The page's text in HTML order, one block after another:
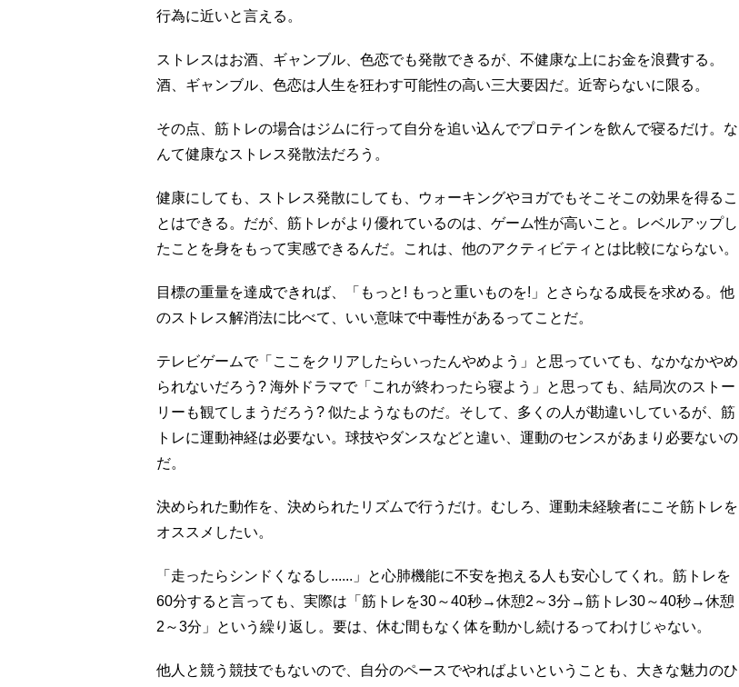
行為に近いと言える。
ストレスはお酒、ギャンブル、色恋でも発散できるが、不健康な上にお金を浪費する。
酒、ギャンブル、色恋は人生を狂わす可能性の高い三大要因だ。近寄らないに限る。
その点、筋トレの場合はジムに行って自分を追い込んでプロテインを飲んで寝るだけ。な
んて健康なストレス発散法だろう。
健康にしても、ストレス発散にしても、ウォーキングやヨガでもそこそこの効果を得るこ
とはできる。だが、筋トレがより優れているのは、ゲーム性が高いこと。レベルアップし
たことを身をもって実感できるんだ。これは、他のアクティビティとは比較にならない。
目標の重量を達成できれば、「もっと! もっと重いものを!」とさらなる成長を求める。他
のストレス解消法に比べて、いい意味で中毒性があるってことだ。
テレビゲームで「ここをクリアしたらいったんやめよう」と思っていても、なかなかやめ
られないだろう? 海外ドラマで「これが終わったら寝よう」と思っても、結局次のストー
リーも観てしまうだろう? 似たようなものだ。そして、多くの人が勘違いしているが、筋
トレに運動神経は必要ない。球技やダンスなどと違い、運動のセンスがあまり必要ないの
だ。
決められた動作を、決められたリズムで行うだけ。むしろ、運動未経験者にこそ筋トレを
オススメしたい。
「走ったらシンドくなるし......」と心肺機能に不安を抱える人も安心してくれ。筋トレを
60分すると言っても、実際は「筋トレを30～40秒→休憩2～3分→筋トレ30～40秒→休憩
2～3分」という繰り返し。要は、休む間もなく体を動かし続けるってわけじゃない。
他人と競う競技でもないので、自分のペースでやればよいということも、大きな魅力のひ